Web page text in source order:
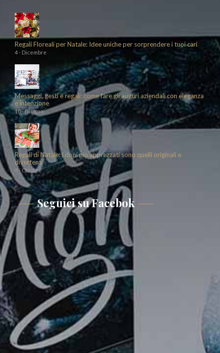
Regali Floreali per Natale: Idee uniche per sorprendere i tuoi cari
4 - Dicembre
Messaggi, gesti e regali: come fare gli auguri aziendali con eleganza
e intenzione
10 - Giugno
Regali di Natale: i doni più apprezzati sono quelli originali e
divertenti
3 - Ottobre
Seguici su Facebok